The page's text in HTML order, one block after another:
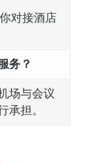
对接酒店
务？
场与会议
担。